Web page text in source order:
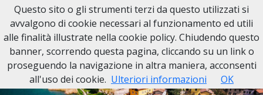
NECROLOGI VAL CAVALLINA
Questo sito o gli strumenti terzi da questo utilizzati si
avvalgono di cookie necessari al funzionamento ed utili
alle finalità illustrate nella cookie policy. Chiudendo questo
banner, scorrendo questa pagina, cliccando su un link o
proseguendo la navigazione in altra maniera, acconsenti
all'uso dei cookie. Ulteriori informazioni OK